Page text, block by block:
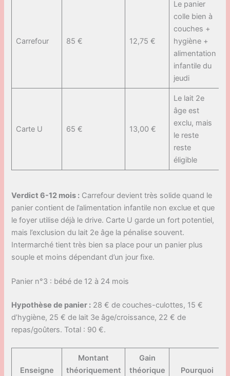
Carrefour 85 € 12,75 €
Le panier
colle bien à
couches +
hygiène +
alimentation
infantile du
jeudi
Carte U 65 € 13,00 €
Le lait 2e
âge est
exclu, mais
le reste
reste
éligible
Verdict 6-12 mois : Carrefour devient très solide quand le
panier contient de l’alimentation infantile non exclue et que
le foyer utilise déjà le drive. Carte U garde un fort potentiel,
mais l’exclusion du lait 2e âge la pénalise souvent.
Intermarché tient très bien sa place pour un panier plus
souple et moins dépendant d’un jour fixe.
Panier n°3 : bébé de 12 à 24 mois
Hypothèse de panier : 28 € de couches-culottes, 15 €
d’hygiène, 25 € de lait 3e âge/croissance, 22 € de
repas/goûters. Total : 90 €.
Enseigne
Montant
théoriquement
Gain
théorique
Pourquoi